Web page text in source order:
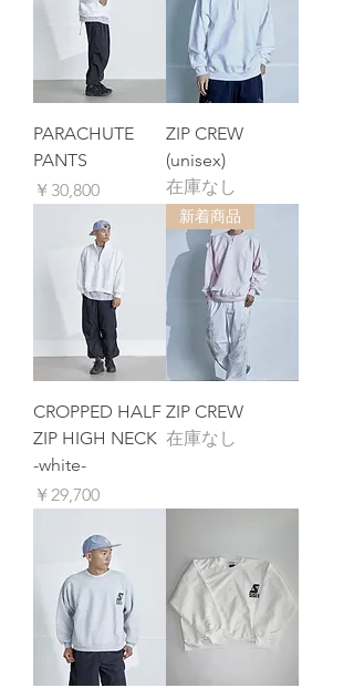
PARACHUTE
PANTS
価格
￥30,800
ZIP CREW
(unisex)
在庫なし
CROPPED HALF
ZIP HIGH NECK
-white-
価格
￥29,700
新着商品
ZIP CREW
在庫なし